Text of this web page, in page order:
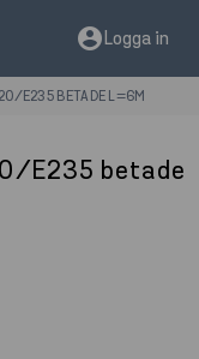
account_circleLogga in
E235 BETADE L=6M
E235 betade